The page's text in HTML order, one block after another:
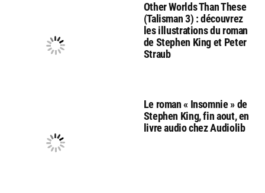
Other Worlds Than These
(Talisman 3) : découvrez
les illustrations du roman
de Stephen King et Peter
Straub
Le roman « Insomnie » de
Stephen King, fin aout, en
livre audio chez Audiolib